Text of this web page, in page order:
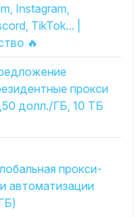
Instagram,
TikTok... |
🔥
прокси
долл./ГБ, 10 ТБ
прокси-
автоматизации